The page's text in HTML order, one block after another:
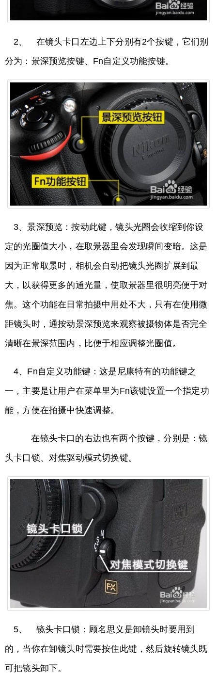
2、 在镜头卡口左边上下分别有2个按键，它们别
分为：景深预览按键、Fn自定义功能按键。
3、景深预览：按动此键，镜头光圈会收缩到你设
定的光圈值大小，在取景器里会发现瞬间变暗。这是
因为正常取景时，相机会自动把镜头光圈扩展到最
大，以获得更多的通光量，使取景器里很明亮便于对
焦。这个功能在日常拍摄中用处不大，只有在使用微
距镜头时，通按动景深预览来观察被摄物体是否完全
清晰在景深范围内，比便于相应调整光圈值。
4、Fn自定义功能键：这是尼康特有的功能键之
一，主要是让用户在菜单里为Fn该键设置一个指定功
能，方便在拍摄中快速调整。
在镜头卡口的右边也有两个按键，分别是：镜
头卡口锁、对焦驱动模式切换键。
5、 镜头卡口锁：顾名思义是卸镜头时要用到
的，当你在卸镜头时需要按住此键，然后旋转镜头既
可把镜头卸下。